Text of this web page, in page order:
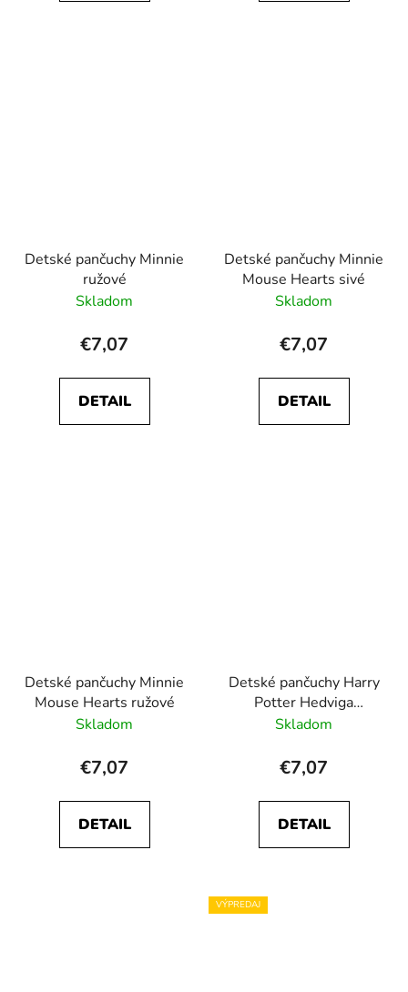
Detské pančuchy Minnie
ružové
Skladom
€7,07
DETAIL
Detské pančuchy Minnie
Mouse Hearts sivé
Skladom
€7,07
DETAIL
Detské pančuchy Minnie
Mouse Hearts ružové
Skladom
€7,07
DETAIL
Detské pančuchy Harry
Potter Hedviga
marhuľové
Skladom
€7,07
DETAIL
VÝPREDAJ